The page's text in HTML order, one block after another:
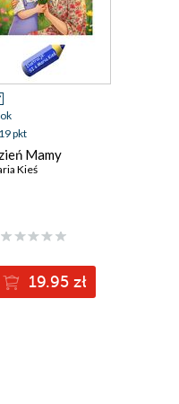
19 pkt
Mamy
Kieś
19.95 zł